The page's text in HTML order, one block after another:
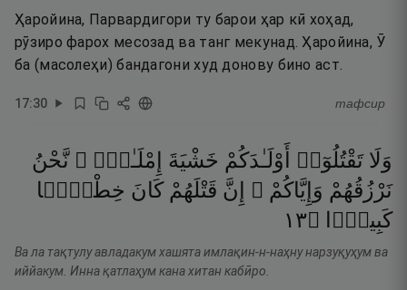
Ҳаройина, Парвардигори ту барои ҳар кӣ хоҳад,
рӯзиро фарох месозад ва танг мекунад. Ҳаройина, Ӯ
ба (масолеҳи) бандагони худ донову бино аст.
17:30 тафсир
وَلَا تَقْتُلُوٓا۟ أَوْلَـٰدَكُمْ خَشْيَةَ إِمْلَـٰقٍۢ ۖ نَّحْنُ
نَرْزُقُهُمْ وَإِيَّاكُمْ ۚ إِنَّ قَتْلَهُمْ كَانَ خِطْـًۭٔا
كَبِيرًۭا
۝٣١
Ва ла тақтулу авладакум хашята имлақин-н-наҳну нарзуқуҳум ва
иййакум. Инна қатлаҳум кана хитан кабӣро.